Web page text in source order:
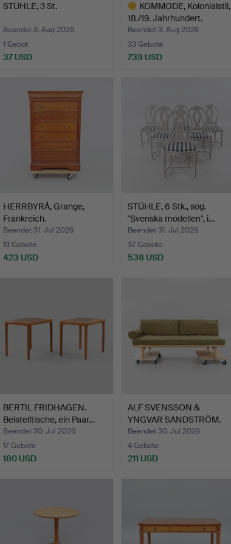
STÜHLE, 3 St.
Beendet 3. Aug 2026
1 Gebot
37 USD
KOMMODE, Kolonialstil,
18./19. Jahrhundert.
Beendet 3. Aug 2026
33 Gebote
739 USD
HERRBYRÅ, Grange,
Frankreich.
Beendet 31. Jul 2026
13 Gebote
423 USD
STÜHLE, 6 Stk., sog.
"Svenska modellen", i…
Beendet 31. Jul 2026
37 Gebote
538 USD
BERTIL FRIDHAGEN.
Beistelltische, ein Paar…
Beendet 30. Jul 2026
17 Gebote
180 USD
ALF SVENSSON &
YNGVAR SANDSTRÖM.
Tagesbett…
Beendet 30. Jul 2026
4 Gebote
211 USD